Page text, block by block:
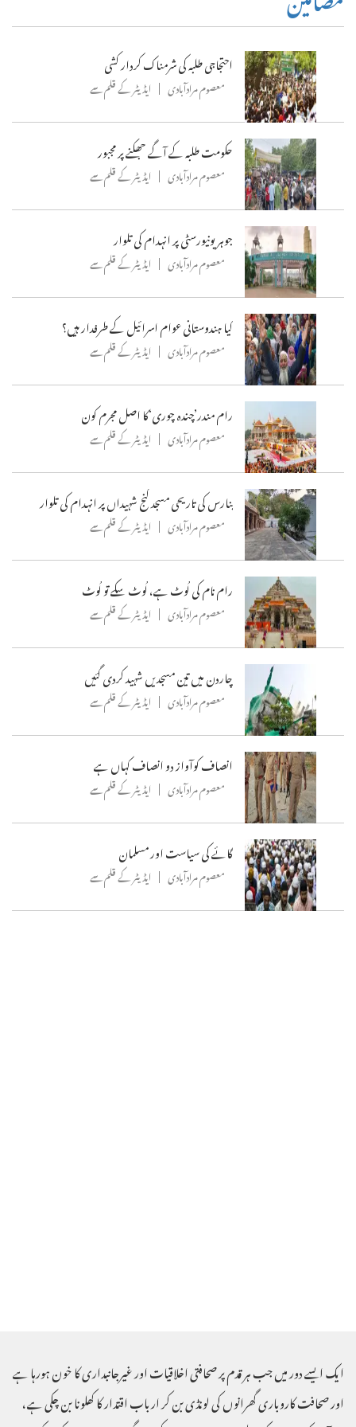
احتجاجی طلبہ کی شرمناک کردار کشی
معصوم مرادآبادی ایڈیٹر کے قلم سے
حکومت طلبہ کے آگے جھکنے پر مجبور
معصوم مرادآبادی ایڈیٹر کے قلم سے
جوہر یونیورسٹی پر انہدام کی تلوار
معصوم مرادآبادی ایڈیٹر کے قلم سے
کیا ہندوستانی عوام اسرائیل کے طرفدار ہیں؟
معصوم مرادآبادی ایڈیٹر کے قلم سے
رام مندر’چندہ چوری‘کا اصل مجرم کون
معصوم مرادآبادی ایڈیٹر کے قلم سے
بنارس کی تاریحی مسجد گنج شہیداں پر انہدام کی تلوار
معصوم مرادآبادی ایڈیٹر کے قلم سے
رام نام کی لُوٹ ہے، لُوٹ سکے تو لُوٹ
معصوم مرادآبادی ایڈیٹر کے قلم سے
چاردن میں تین مسجدیں شہید کردی گئیں
معصوم مرادآبادی ایڈیٹر کے قلم سے
انصاف کوآواز دو انصاف کہاں ہے
معصوم مرادآبادی ایڈیٹر کے قلم سے
گائے کی سیاست اور مسلمان
معصوم مرادآبادی ایڈیٹر کے قلم سے
ایک ایسے دور میں جب ہر قدم پر صحافتی اخلاقیات اور غیرجانبداری کا خون ہورہا ہے
اور صحافت کاروباری گھرانوں کی لونڈی بن کر ارباب اقتدار کا کھلونا بن چکی ہے ،